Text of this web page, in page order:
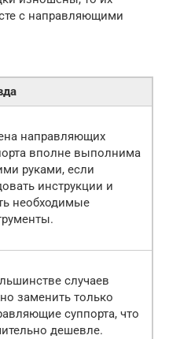
с направляющими
направляющих
вполне выполнима
руками, если
инструкции и
необходимые
случаев
заменить только
суппорта, что
дешевле.